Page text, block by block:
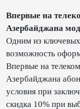
Впервые на
Азербайджана
Одним из
возможность
Впервые на
Азербайджана
условия при
скидка 10% при